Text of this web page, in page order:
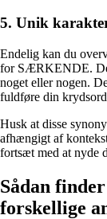
5. Unik
Endelig kan du
for SÆRKENDE.
noget eller nogen.
fuldføre din
Husk at disse
afhængigt af
fortsæt med at nyde
Sådan
forskellige